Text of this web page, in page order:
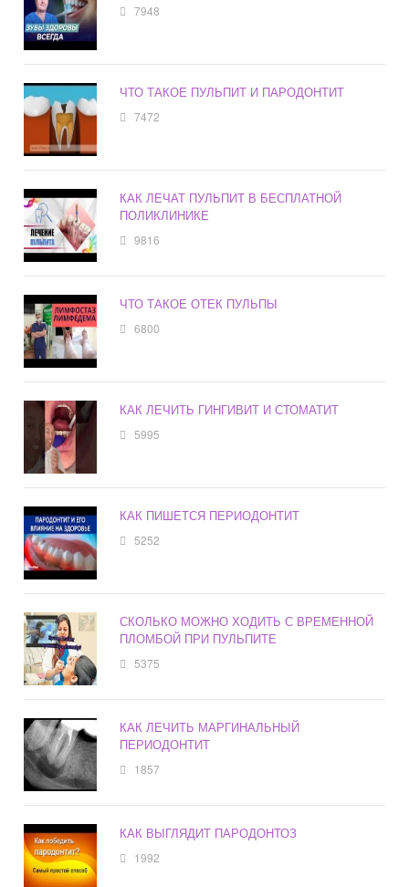
7948
ЧТО ТАКОЕ ПУЛЬПИТ И ПАРОДОНТИТ
7472
КАК ЛЕЧАТ ПУЛЬПИТ В БЕСПЛАТНОЙ
ПОЛИКЛИНИКЕ
9816
ЧТО ТАКОЕ ОТЕК ПУЛЬПЫ
6800
КАК ЛЕЧИТЬ ГИНГИВИТ И СТОМАТИТ
5995
КАК ПИШЕТСЯ ПЕРИОДОНТИТ
5252
СКОЛЬКО МОЖНО ХОДИТЬ С ВРЕМЕННОЙ
ПЛОМБОЙ ПРИ ПУЛЬПИТЕ
5375
КАК ЛЕЧИТЬ МАРГИНАЛЬНЫЙ
ПЕРИОДОНТИТ
1857
КАК ВЫГЛЯДИТ ПАРОДОНТОЗ
1992